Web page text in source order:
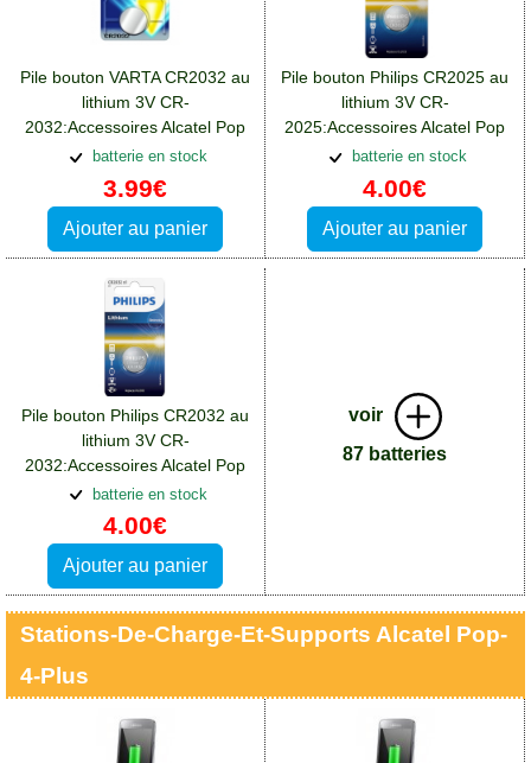
Pile bouton VARTA CR2032 au
lithium 3V CR-
2032:Accessoires Alcatel Pop
4 Plus
batterie en stock
3.99€
Ajouter au panier
Pile bouton Philips CR2025 au
lithium 3V CR-
2025:Accessoires Alcatel Pop
4 Plus
batterie en stock
4.00€
Ajouter au panier
Pile bouton Philips CR2032 au
lithium 3V CR-
2032:Accessoires Alcatel Pop
4 Plus
batterie en stock
4.00€
Ajouter au panier
voir
87 batteries
Stations-De-Charge-Et-Supports Alcatel Pop-
4-Plus